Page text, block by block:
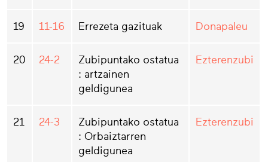
19 11-16 Errezeta gazituak Donapaleu
20 24-2
Zubipuntako ostatua
: artzainen
geldigunea
Ezterenzubi
21 24-3
Zubipuntako ostatua
: Orbaiztarren
geldigunea
Ezterenzubi